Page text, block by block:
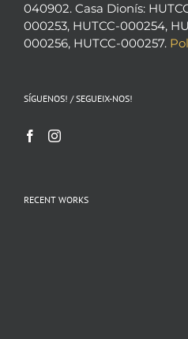
040902. Casa Dionís:
000253, HUTCC-000254,
000256, HUTCC-000257.
SÍGUENOS! / SEGUEIX-NOS!
RECENT WORKS